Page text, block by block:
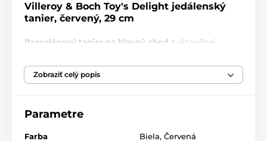
Villeroy & Boch Toy's Delight jedálenský
tanier, červený, 29 cm
Porcelánový tanier na hlavný chod z vianočnej
porcelánu o priemere 29 cm. Zdobí ho zvlnený okraj s
výraznou červenou linkou a vianočné obrázky na
Kolekcia Toy's Delight
Dizajny kolekcie Toy's Delight
inšpirované
Zobraziť celý popis
Parametre
Farba Biela, Červená